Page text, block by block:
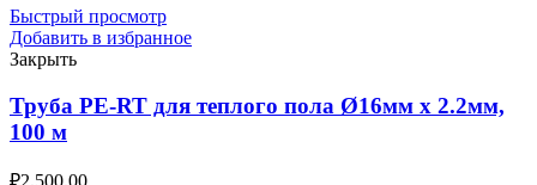
Быстрый просмотр
Добавить в избранное
Закрыть
Труба PE-RT для теплого пола Ø16мм х 2.2мм,
100 м